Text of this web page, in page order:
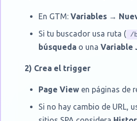
En GTM: Variables →
Si tu buscador usa ruta ( /
búsqueda o una Variable
2) Crea el trigger
Page View en páginas de
Si no hay cambio de URL,